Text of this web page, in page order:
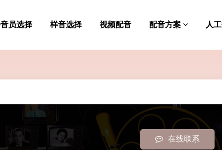
员选择 样音选择 视频配音 配音方案 人
在线联系